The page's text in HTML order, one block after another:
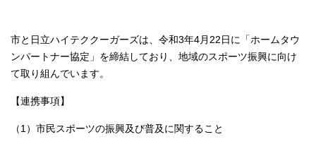
市と日立ハイテククーガーズは、令和3年4月22日に「ホームタウ
ンパートナー協定」を締結しており、地域のスポーツ振興に向け
て取り組んでいます。
【連携事項】
（1）市民スポーツの振興及び普及に関すること